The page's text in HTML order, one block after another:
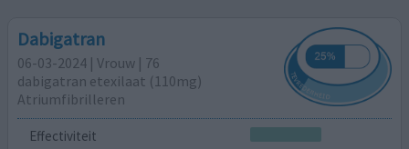
Dabigatran
06-03-2024 | Vrouw | 76
dabigatran etexilaat (110mg)
Atriumfibrilleren
Effectiviteit